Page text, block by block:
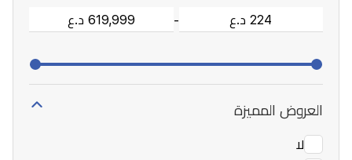
-
العروض المميزة
لا